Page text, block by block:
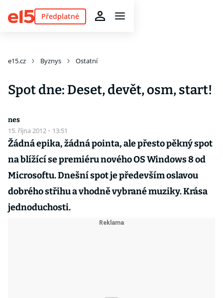
Předplatné
e15.cz Byznys Ostatní
Spot dne: Deset, devět, osm, start!
nes
15. října 2012 · 13:51
Žádná epika, žádná pointa, ale přesto pěkný spot
na blížící se premiéru nového OS Windows 8 od
Microsoftu. Dnešní spot je především oslavou
dobrého střihu a vhodně vybrané muziky. Krása
jednoduchosti.